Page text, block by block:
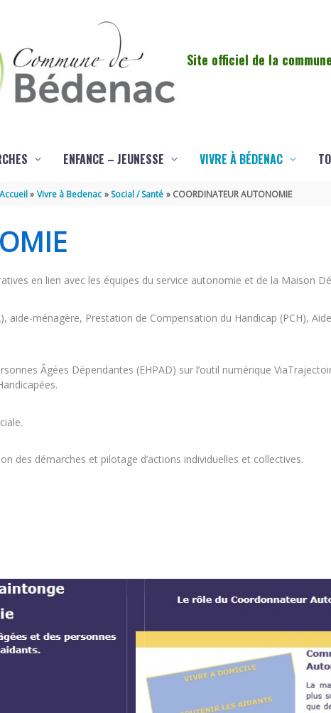
Site officiel de la
ENFANCE – JEUNESSE VIVRE À BÉDENAC
Accueil Vivre à Bedenac Social / Santé COORDINATEUR AUTONOMIE
en lien avec les équipes du service autonomie et de la Maison
aide-ménagère, Prestation de Compensation du Handicap (PCH),
Âgées Dépendantes (EHPAD) sur l’outil numérique
des démarches et pilotage d’actions individuelles et collectives.